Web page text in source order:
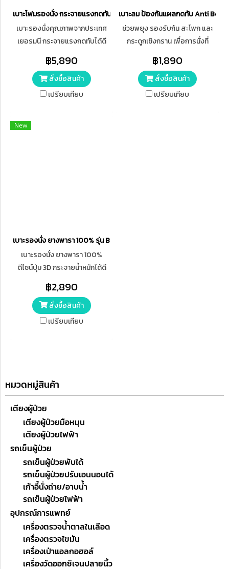
เบาะโฟมรองนั่ง กระจายแรงกดทับ รุ่น เอ็กซ์ซีท คลินิก FUNKE XSEAT
เบาะรองนั่งคุณภาพจากประเทศ
เยอรมนี กระจายแรงกดทับได้ดี
นั่งบนเก้าอี้ หรือ รถเข็นผู้ป่วยก็ได้
ใช้ได้ทั้งสำหรับบุคคลทั่วไป รอง
นั่งทำงาน ช่วยปรับท่าทางในการ
฿5,890
สั่งซื้อสินค้า
เปรียบเทียบ
เบาะลม ป้องกันแผลกดทับ Anti
ช่วยพยุง รองรับก้น สะโพก และ
กระดูกเชิงกราน เพื่อการนั่งที่
หายใจโล่งขึ้น ถูกออกแบบมาให้
ช่วยลดแรงกระแทกและกระจายน้ำ
หนักไม่ให้ไปรวมจุดใดจุดหนึ่ง
฿1,890
สั่งซื้อสินค้า
เปรียบเทียบ
New
เบาะรองนั่ง ยางพารา 100% รุ่น Bubble Natural Latex Seat Cushion
เบาะรองนั่ง ยางพารา 100%
ดีไซน์ปุ่ม 3D กระจายน้ำหนักได้ดี
รุ่น Bubble Natural Latex Seat
Cushion ใช้นั่งกับเก้าอี้นั่งทำงาน
เก้าอี้นั่งทั่วไป รถวีลแชร์
฿2,890
สั่งซื้อสินค้า
เปรียบเทียบ
หมวดหมู่สินค้า
เตียงผู้ป่วย
เตียงผู้ป่วยมือหมุน
เตียงผู้ป่วยไฟฟ้า
รถเข็นผู้ป่วย
รถเข็นผู้ป่วยพับได้
รถเข็นผู้ป่วยปรับเอนนอนได้
เก้าอี้นั่งถ่าย/อาบน้ำ
รถเข็นผู้ป่วยไฟฟ้า
อุปกรณ์การแพทย์
เครื่องตรวจน้ำตาลในเลือด
เครื่องตรวจไขมัน
เครื่องเป่าแอลกอฮอล์
เครื่องวัดออกซิเจนปลายนิ้ว